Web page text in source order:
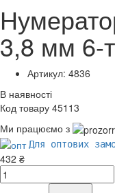
3,8 мм 6-
Артикул: 4836
В наявності
Код товару 45113
Ми працюємо з
Для оптових
432 ₴